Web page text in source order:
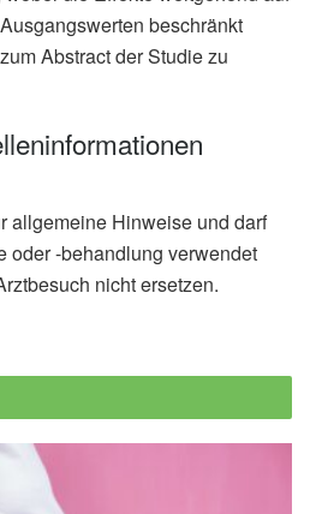
beschränkt
Abstract der Studie zu
allgemeine Hinweise und darf
oder -behandlung verwendet
nicht ersetzen.